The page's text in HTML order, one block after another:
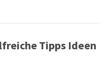
Tipps Ideen